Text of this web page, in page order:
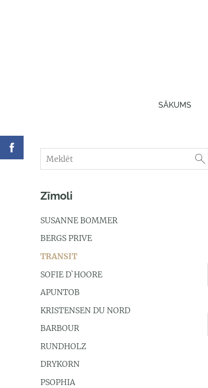
SĀKUMS
Zīmoli
SUSANNE BOMMER
BERGS PRIVE
TRANSIT
SOFIE D`HOORE
APUNTOB
KRISTENSEN DU NORD
BARBOUR
RUNDHOLZ
DRYKORN
PSOPHIA